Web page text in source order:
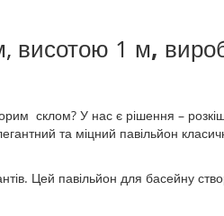
висотою 1 м,
склом? У нас є рішення –
та міцний павільйон
Цей павільйон для басейну